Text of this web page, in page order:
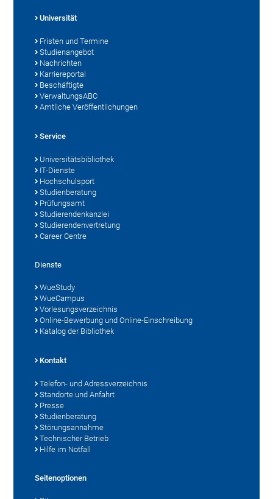
Universität
Fristen und Termine
Studienangebot
Nachrichten
Karriereportal
Beschäftigte
VerwaltungsABC
Amtliche Veröffentlichungen
Service
Universitätsbibliothek
IT-Dienste
Hochschulsport
Studienberatung
Prüfungsamt
Studierendenkanzlei
Studierendenvertretung
Career Centre
Dienste
WueStudy
WueCampus
Vorlesungsverzeichnis
Online-Bewerbung und Online-Einschreibung
Katalog der Bibliothek
Kontakt
Telefon- und Adressverzeichnis
Standorte und Anfahrt
Presse
Studienberatung
Störungsannahme
Technischer Betrieb
Hilfe im Notfall
Seitenoptionen